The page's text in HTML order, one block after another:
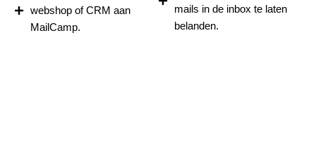
webshop of CRM aan
MailCamp.
mails in de inbox te laten
belanden.